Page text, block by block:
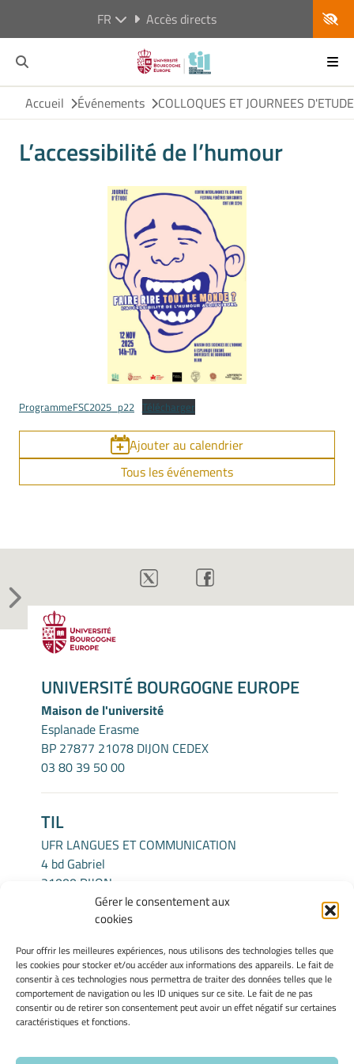
Gérer le consentement aux
cookies
Pour offrir les meilleures expériences, nous utilisons des technologies telles que
les cookies pour stocker et/ou accéder aux informations des appareils. Le fait de
consentir à ces technologies nous permettra de traiter des données telles que le
comportement de navigation ou les ID uniques sur ce site. Le fait de ne pas
consentir ou de retirer son consentement peut avoir un effet négatif sur certaines
caractéristiques et fonctions.
FR Accès directs
Accueil Événements COLLOQUES ET JOURNEES
L’accessibilité de l’humour
ProgrammeFSC2025_p22 Télécharger
Ajouter au calendrier
Tous les événements
UNIVERSITÉ BOURGOGNE EUROPE
Maison de l'université
Esplanade Erasme
BP 27877 21078 DIJON CEDEX
03 80 39 50 00
TIL
UFR LANGUES ET COMMUNICATION
4 bd Gabriel
21000 DIJON
Mentions légales
Gérer mes cookies
Politique de cookies
Déclaration de confidentialité